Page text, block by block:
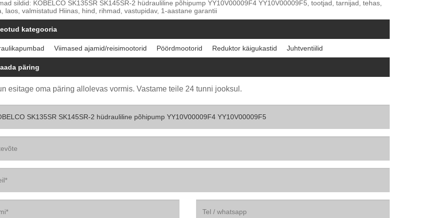
sildid: KOBELCO SK135SR SK145SR-2 hüdrauliline põhipump YY10V00009F4 YY10V00009F5, tootjad, tarnijad, tehas,
laos, valmistatud Hiinas, hind, rihmad, vastupidav, 1-aastane garantii
kategooria
Viimased ajamid/reisimootorid Pöördmootorid Reduktor käigukastid Juhtventiilid
päring
esitage oma päring allolevas vormis. Vastame teile 24 tunni jooksul.